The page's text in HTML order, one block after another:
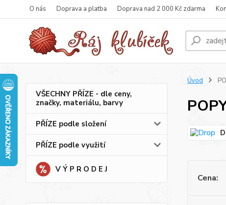
O nás Doprava a platba Doprava nad 2 000 Kč zdarma
VŠECHNY PŘÍZE - dle ceny,
značky, materiálu, barvy
PŘÍZE podle složení
PŘÍZE podle využití
V Ý P R O D E J
Úvod
Cena: